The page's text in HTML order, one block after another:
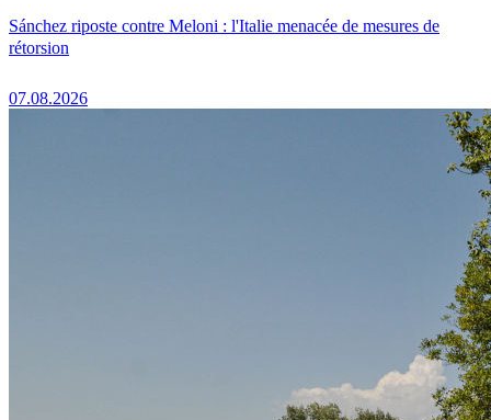
Sánchez riposte contre Meloni : l'Italie menacée de mesures de
rétorsion
07.08.2026